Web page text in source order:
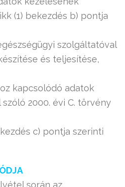
(1) bekezdés b) pontja
szolgáltatóval
és teljesítése,
kapcsolódó adatok
2000. évi C. törvény
c) pontja szerinti
során az